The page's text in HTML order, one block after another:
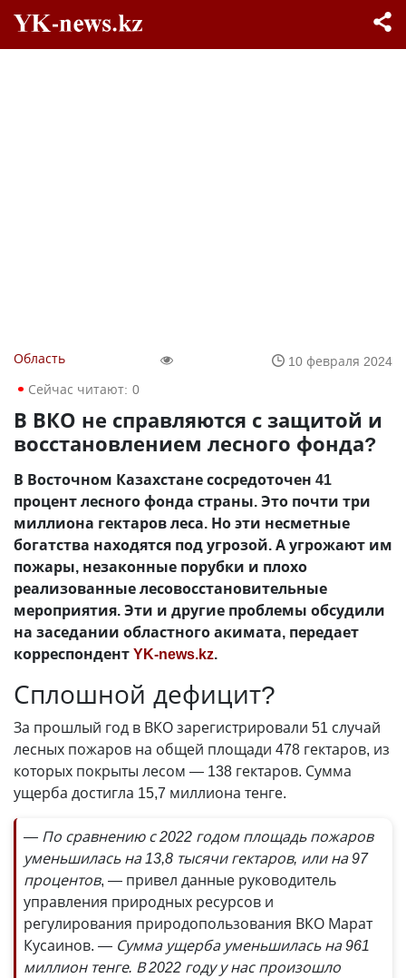
Область
10 февраля 2024
Сейчас читают: 0
В ВКО не справляются с защитой и
восстановлением лесного фонда?
В Восточном Казахстане сосредоточен 41
процент лесного фонда страны. Это почти три
миллиона гектаров леса. Но эти несметные
богатства находятся под угрозой. А угрожают им
пожары, незаконные порубки и плохо
реализованные лесовосстановительные
мероприятия. Эти и другие проблемы обсудили
на заседании областного акимата, передает
корреспондентYK-news.kz.
Сплошной дефицит?
За прошлый год в ВКО зарегистрировали 51 случай
лесных пожаров на общей площади 478 гектаров, из
которых покрыты лесом — 138 гектаров. Сумма
ущерба достигла 15,7 миллиона тенге.
— По сравнению с 2022 годом площадь пожаров
уменьшилась на 13,8 тысячи гектаров, или на 97
процентов, — привел данные руководитель
управления природных ресурсов и
регулирования природопользования ВКО Марат
Кусаинов. — Сумма ущерба уменьшилась на 961
миллион тенге. В 2022 году у нас произошло